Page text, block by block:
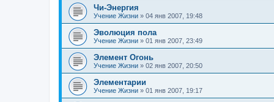
Чи-Энергия
Учение Жизни » 04 янв 2007, 19:48
Эволюция пола
Учение Жизни » 01 янв 2007, 23:49
Элемент Огонь
Учение Жизни » 02 янв 2007, 20:50
Элементарии
Учение Жизни » 01 янв 2007, 19:17